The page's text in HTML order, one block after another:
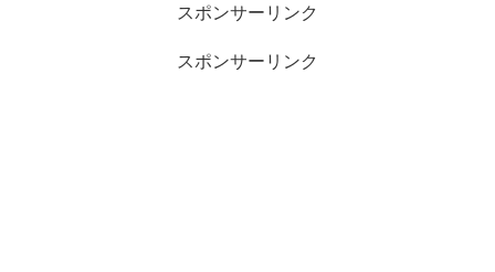
スポンサーリンク
スポンサーリンク